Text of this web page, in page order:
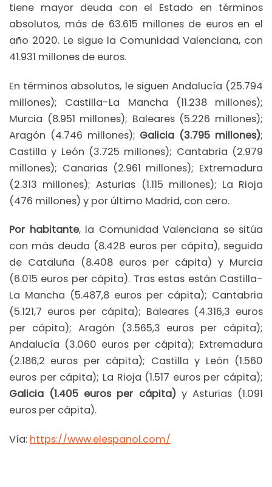
tiene mayor deuda con el Estado en términos
absolutos, más de 63.615 millones de euros en el
año 2020. Le sigue la Comunidad Valenciana, con
41.931 millones de euros.
En términos absolutos, le siguen Andalucía (25.794
millones); Castilla-La Mancha (11.238 millones);
Murcia (8.951 millones); Baleares (5.226 millones);
Aragón (4.746 millones); Galicia (3.795 millones);
Castilla y León (3.725 millones); Cantabria (2.979
millones); Canarias (2.961 millones); Extremadura
(2.313 millones); Asturias (1.115 millones); La Rioja
(476 millones) y por último Madrid, con cero.
Por habitante, la Comunidad Valenciana se sitúa
con más deuda (8.428 euros per cápita), seguida
de Cataluña (8.408 euros per cápita) y Murcia
(6.015 euros per cápita). Tras estas están Castilla-
La Mancha (5.487,8 euros per cápita); Cantabria
(5.121,7 euros per cápita); Baleares (4.316,3 euros
per cápita); Aragón (3.565,3 euros per cápita);
Andalucía (3.060 euros per cápita); Extremadura
(2.186,2 euros per cápita); Castilla y León (1.560
euros per cápita); La Rioja (1.517 euros per cápita);
Galicia (1.405 euros per cápita)y Asturias (1.091
euros per cápita).
Vía: https://www.elespanol.com/